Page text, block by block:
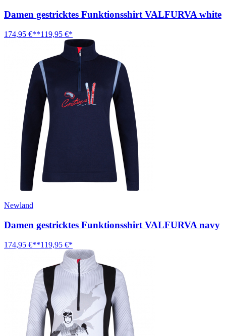
Damen gestricktes Funktionsshirt VALFURVA white
174,95 €**119,95 €*
Newland
Damen gestricktes Funktionsshirt VALFURVA navy
174,95 €**119,95 €*